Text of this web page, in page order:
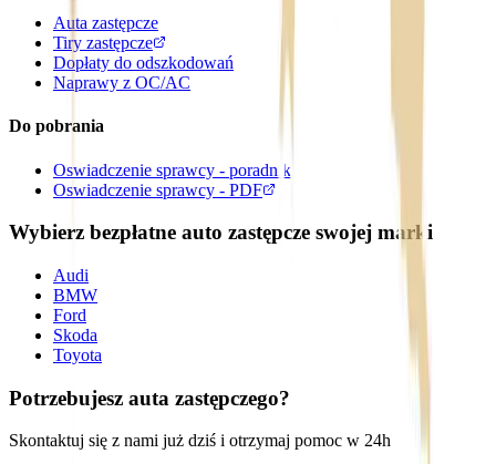
Auta zastępcze
Tiry zastępcze
Dopłaty do odszkodowań
Naprawy z OC/AC
Do pobrania
Oswiadczenie sprawcy - poradnik
Oswiadczenie sprawcy - PDF
Wybierz bezpłatne auto zastępcze swojej marki
Audi
BMW
Ford
Skoda
Toyota
Potrzebujesz auta zastępczego?
Skontaktuj się z nami już dziś i otrzymaj pomoc w 24h